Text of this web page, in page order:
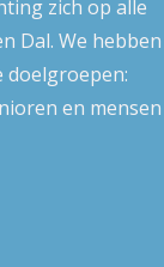
zich op alle
Dal. We hebben
doelgroepen:
en mensen